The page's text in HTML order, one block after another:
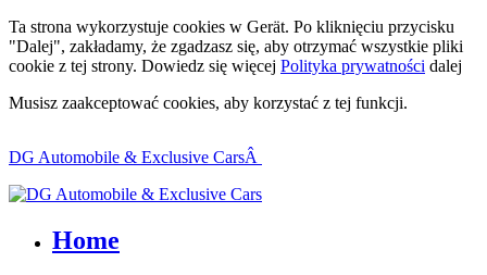
Ta strona wykorzystuje cookies w Gerät. Po kliknięciu przycisku
"Dalej", zakładamy, że zgadzasz się, aby otrzymać wszystkie pliki
cookie z tej strony. Dowiedz się więcej Polityka prywatności dalej
Musisz zaakceptować cookies, aby korzystać z tej funkcji.
DG Automobile & Exclusive CarsÂ
Home